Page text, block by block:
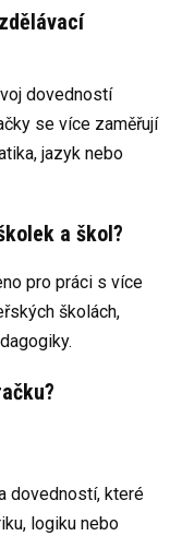
dovedností
se více zaměřují
jazyk nebo
a škol?
pro práci s více
školách,
dovedností, které
logiku nebo